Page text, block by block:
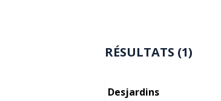
RÉSULTATS (1)
Desjardins